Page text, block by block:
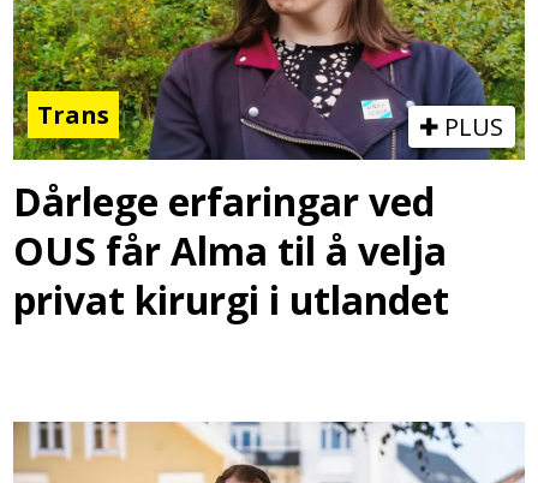
Trans PLUS
Dårlege erfaringar ved
OUS får Alma til å velja
privat kirurgi i utlandet